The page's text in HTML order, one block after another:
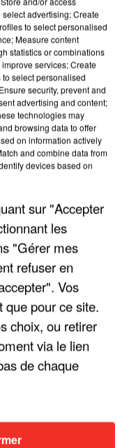
Voir plus
DES
advertising; Create
to select personalised
Measure content
statistics or combinations
services; Create
select personalised
security, prevent and
advertising and content;
technologies may
browsing data to offer
on information actively
and combine data from
devices based on
sur "Accepter
les
"Gérer mes
refuser en
Vos
que pour ce site.
choix, ou retirer
via le lien
de chaque